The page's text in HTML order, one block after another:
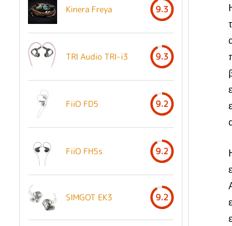
Kinera Freya 9.3
TRI Audio TRI-i3 9.3
FiiO FD5 9.2
FiiO FH5s 9.2
SIMGOT EK3 9.2